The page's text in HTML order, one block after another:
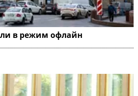
в режим офлайн